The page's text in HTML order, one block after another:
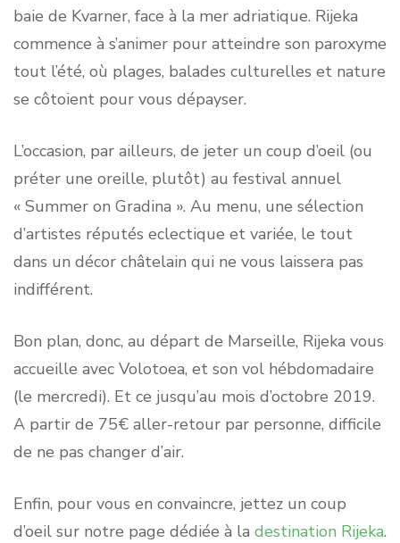
baie de Kvarner, face à la mer adriatique. Rijeka
commence à s’animer pour atteindre son paroxyme
tout l’été, où plages, balades culturelles et nature
se côtoient pour vous dépayser.
L’occasion, par ailleurs, de jeter un coup d’oeil (ou
préter une oreille, plutôt) au festival annuel
« Summer on Gradina ». Au menu, une sélection
d’artistes réputés eclectique et variée, le tout
dans un décor châtelain qui ne vous laissera pas
indifférent.
Bon plan, donc, au départ de Marseille, Rijeka vous
accueille avec Volotoea, et son vol hébdomadaire
(le mercredi). Et ce jusqu’au mois d’octobre 2019.
A partir de 75€ aller-retour par personne, difficile
de ne pas changer d’air.
Enfin, pour vous en convaincre, jettez un coup
d’oeil sur notre page dédiée à la destination Rijeka.